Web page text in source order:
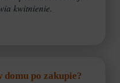
kwitnienie.
po zakupie?